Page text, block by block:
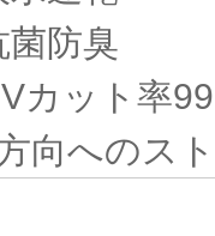
菌防臭
カット率
方向へのス